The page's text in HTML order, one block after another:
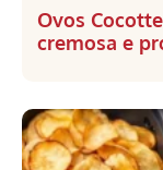
Ovos
cremosa e